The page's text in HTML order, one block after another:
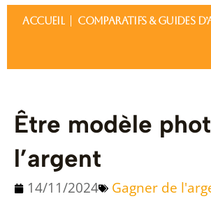
ACCUEIL COMPARATIFS & GUIDES
Être modèle
l’argent
14/11/2024 Gagner de